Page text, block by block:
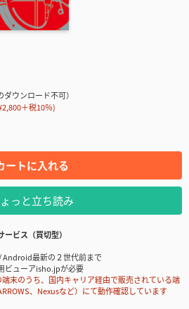
ウンロード不可）
＋税10％)
ートに入れる
っと立ち読み
ビス（買切型）
Android最新の２世代前まで
ビューアisho.jpが必要
末のうち、国内キャリア経由で販売されている端
、Nexusなど）にて動作確認しています